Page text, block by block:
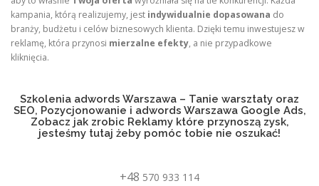
kampania, którą realizujemy, jest indywidualnie dopasowana do
branży, budżetu i celów biznesowych klienta. Dzięki temu inwestujesz w
reklamę, która przynosi mierzalne efekty, a nie przypadkowe
kliknięcia.
Szkolenia adwords Warszawa – Tanie warsztaty oraz
SEO, Pozycjonowanie i adwords Warszawa Google Ads,
Zobacz jak zrobic Reklamy które przynoszą zysk,
jesteśmy tutaj żeby pomóc tobie nie oszukać!
+48 570 933 114